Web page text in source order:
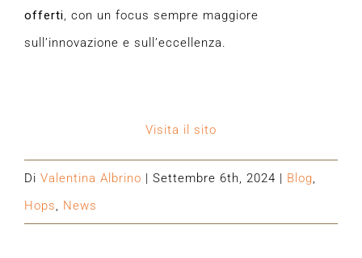
offerti, con un focus sempre maggiore
sull’innovazione e sull’eccellenza.
Visita il sito
Di Valentina Albrino | Settembre 6th, 2024 | Blog,
Hops, News